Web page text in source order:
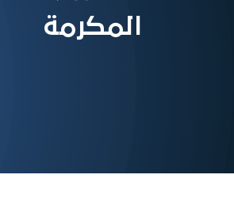
المكرمة